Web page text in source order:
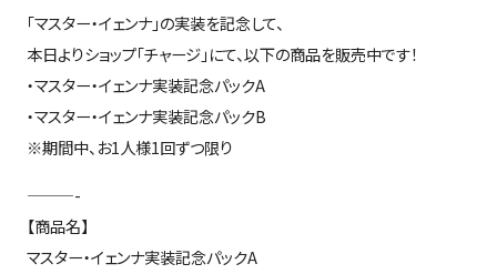
「マスター・イェンナ」の実装を記念して、
本日よりショップ「チャージ」にて、以下の商品を販売中です！
・マスター・イェンナ実装記念パックA
・マスター・イェンナ実装記念パックB
※期間中、お1人様1回ずつ限り
———-
【商品名】
マスター・イェンナ実装記念パックA